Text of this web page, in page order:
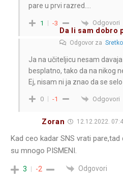
pare u prvi razred….
1 -3 Odgovori
Da li sam dobro
Odgovor za Sretko
Ja na učiteljicu nesam
besplatno, tako da na nikog
Ej, nisam ni ja znao da se selo
0 -1 Odgovori
Zoran 12.12.2022.
Kad ceo kadar SNS vrati
su mnogo PISMENI.
3 -2 Odgovori